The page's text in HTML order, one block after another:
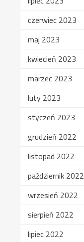
czerwiec 2023
maj 2023
kwiecień 2023
marzec 2023
luty 2023
styczeń 2023
grudzień 2022
listopad 2022
październik 2022
wrzesień 2022
sierpień 2022
lipiec 2022